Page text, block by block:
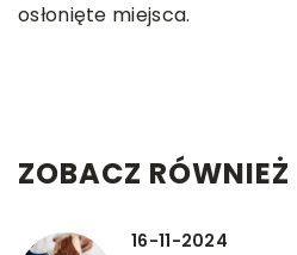
osłonięte miejsca.
ZOBACZ RÓWNIEŻ
16-11-2024